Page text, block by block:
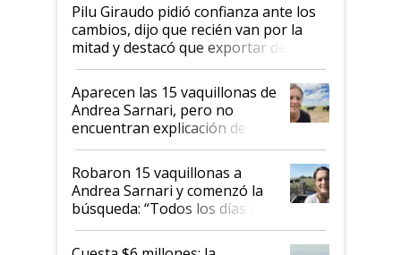
Pilu Giraudo pidió confianza ante los
cambios, dijo que recién van por la
mitad y destacó que exportar dejó de
ser "para unos pocos": "Tenemos un
mandato muy claro del gobierno
nacional"
Aparecen las 15 vaquillonas de
Andrea Sarnari, pero no
encuentran explicación de
cómo llegaron allí
Robaron 15 vaquillonas a
Andrea Sarnari y comenzó la
búsqueda: “Todos los días le
toca a algún productor”